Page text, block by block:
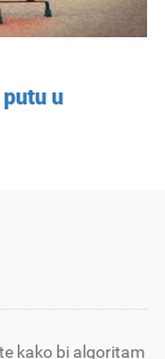
u
kako bi algoritam